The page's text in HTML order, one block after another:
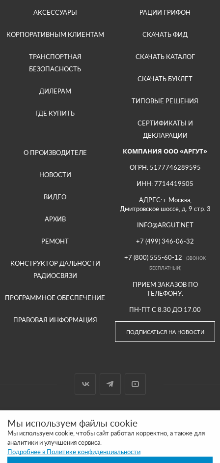
АКСЕССУАРЫ
КОРПОРАТИВНЫМ КЛИЕНТАМ
ТРАНСПОРТНАЯ
БЕЗОПАСНОСТЬ
ДИЛЕРАМ
ГДЕ КУПИТЬ
РАЦИИ ГРИФОН
СКАЧАТЬ ФИД
СКАЧАТЬ КАТАЛОГ
СКАЧАТЬ БУКЛЕТ
ТИПОВЫЕ РЕШЕНИЯ
СЕРТИФИКАТЫ И
ДЕКЛАРАЦИИ
О ПРОИЗВОДИТЕЛЕ
НОВОСТИ
ВИДЕО
АРХИВ
РЕМОНТ
КОНСТРУКТОР ДАЛЬНОСТИ
РАДИОСВЯЗИ
ПРОГРАММНОЕ ОБЕСПЕЧЕНИЕ
ПРАВОВАЯ ИНФОРМАЦИЯ
КОМПАНИЯ ООО «АРГУТ»
ОГРН: 5177746289595
ИНН: 7714419505
АДРЕС: г. Москва,
Дмитровское шоссе, д. 9 стр. 3
INFO@ARGUT.NET
+7 (499) 346-06-32
+7 (800) 555-60-12
(ЗВОНОК
БЕСПЛАТНЫЙ)
ПРИЕМ ЗАКАЗОВ ПО
ТЕЛЕФОНУ:
ПН-ПТ С 8.30 ДО 17.00
ПОДПИСАТЬСЯ НА НОВОСТИ
САЙТ СДЕЛАН И ПРОДВИГАЕТСЯ В SITE UP
ПОЛИТИКА КОНФИДЕНЦИАЛЬНОСТИ
Мы используем файлы cookie
Мы используем cookie, чтобы сайт работал корректно, а также для
аналитики и улучшения сервиса.
Подробнее в Политике конфиденциальности